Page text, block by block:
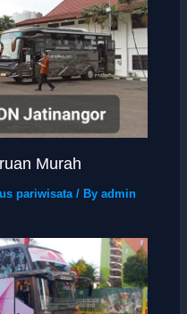
Murah
pariwisata / Byadmin